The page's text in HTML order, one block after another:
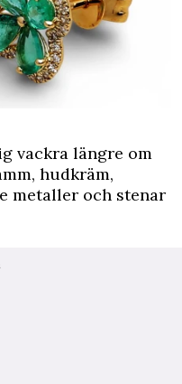
vackra längre om
hudkräm,
metaller och stenar